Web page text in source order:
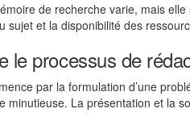
de recherche varie, mais
sujet et la disponibilité des
le processus de
par la formulation d’une
minutieuse. La présentation et la